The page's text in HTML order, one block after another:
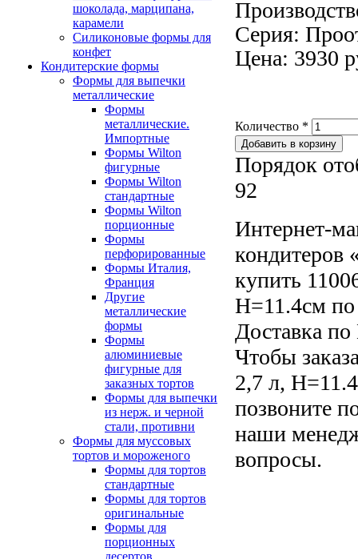
шоколада, марципана,
карамели
Силиконовые формы для
конфет
Кондитерские формы
Формы для выпечки
металлические
Формы
металлические.
Импортные
Формы Wilton
фигурные
Формы Wilton
стандартные
Формы Wilton
порционные
Формы
перфорированные
Формы Италия,
Франция
Другие
металлические
формы
Формы
алюминиевые
фигурные для
заказных тортов
Формы для выпечки
из нерж. и черной
стали, противни
Формы для муссовых
тортов и мороженого
Формы для тортов
стандартные
Формы для тортов
оригинальные
Формы для
порционных
десертов
Серия:
Цена: 3930
Количество *
Порядок
92
Интернет-
кондитеров
купить
H=11.4см
Доставка
Чтобы
2,7 л,
позвоните
наши
вопросы.